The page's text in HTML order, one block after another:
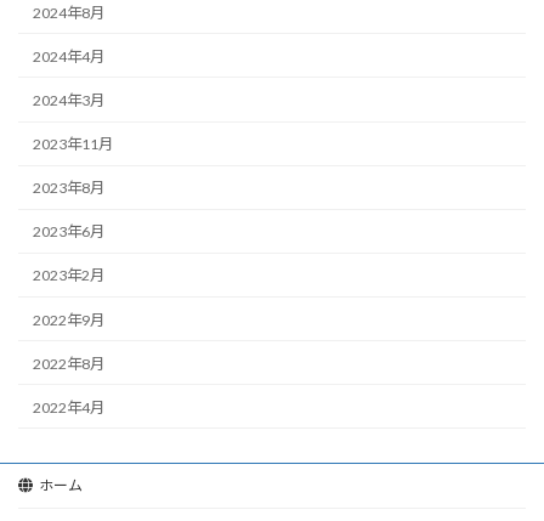
2024年8月
2024年4月
2024年3月
2023年11月
2023年8月
2023年6月
2023年2月
2022年9月
2022年8月
2022年4月
ホーム